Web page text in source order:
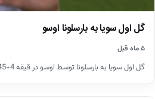
گل اول سویا به بارسلونا اوسو
۵ ماه قبل
گل اول سویا به بارسلونا توسط اوسو در قیقه 4+45